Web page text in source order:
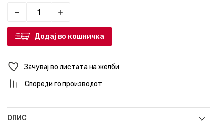
Додај во кошничка
Зачувај во листата на желби
Спореди го производот
ОПИС